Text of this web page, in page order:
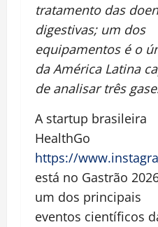
tratamento das
digestivas; um dos
equipamentos é o
da América Latina
de analisar três
A startup brasileira
HealthGo
https://
está no Gastrão
um dos principais
eventos científicos